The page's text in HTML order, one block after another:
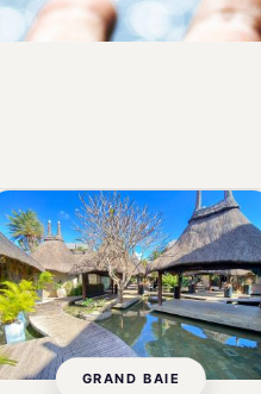
GRAND BAIE